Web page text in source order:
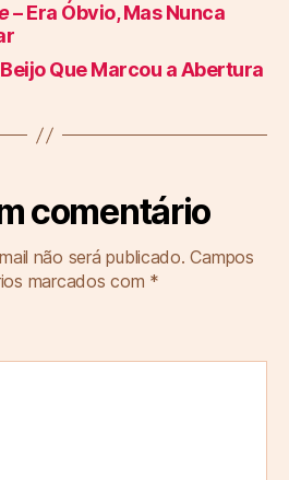
– Era Óbvio, Mas Nunca
Beijo Que Marcou a Abertura
comentário
não será publicado. Campos
marcados com *